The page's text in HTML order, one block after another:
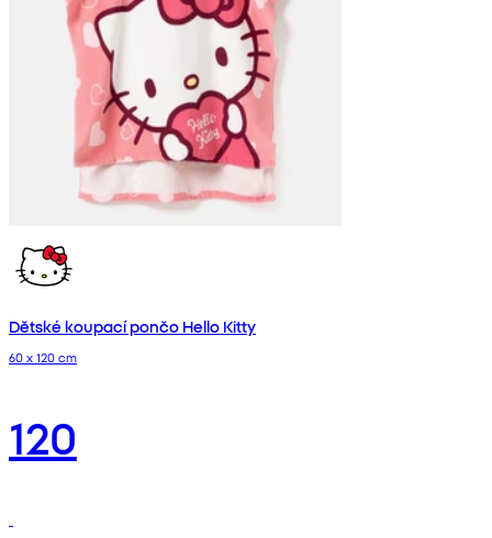
Dětské koupací pončo Hello Kitty
60 x 120 cm
120